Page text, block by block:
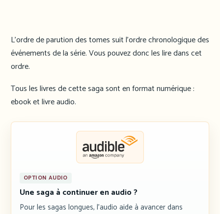
L’ordre de parution des tomes suit l’ordre chronologique des
événements de la série. Vous pouvez donc les lire dans cet
ordre.
Tous les livres de cette saga sont en format numérique :
ebook et livre audio.
OPTION AUDIO
Une saga à continuer en audio ?
Pour les sagas longues, l’audio aide à avancer dans